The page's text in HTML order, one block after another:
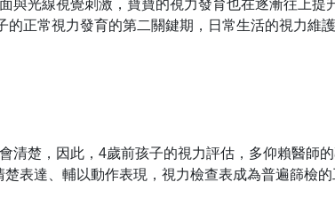
與光線視覺刺激，寶寶的視力發育也在逐漸往上
的正常視力發育的第二關鍵期，日常生活的視力維
清楚，因此，4歲前孩子的視力評估，多仰賴醫師
表達、輔以動作表現，視力檢查表成為普遍篩檢